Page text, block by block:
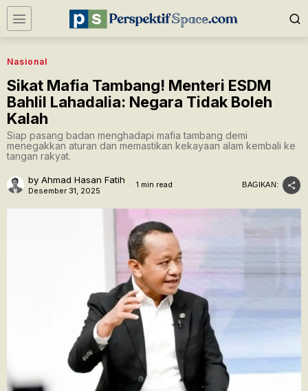
Nasional
​Sikat Mafia Tambang! Menteri ESDM
Bahlil Lahadalia: Negara Tidak Boleh
Kalah
Siap pasang badan menghadapi mafia tambang demi
menegakkan aturan dan memastikan kekayaan alam kembali ke
tangan rakyat.
by Ahmad Hasan Fatih
Desember 31, 2025
1 min read BAGIKAN: